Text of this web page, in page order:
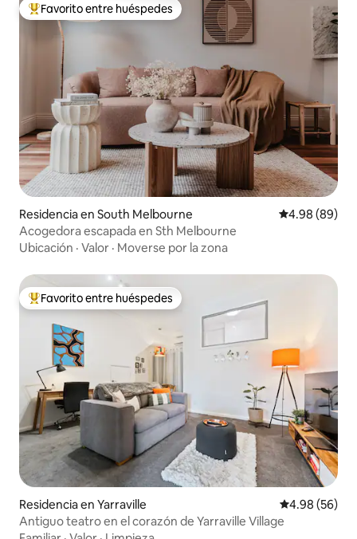
De los mejores en Favorito entre huéspedes
Favorito entre huéspedes
Residencia en South Melbourne Calificación
4.98 (89)
Acogedora escapada en Sth Melbourne
Ubicación · Valor · Moverse por la zona
De los mejores en Favorito entre huéspedes
Favorito entre huéspedes
Residencia en Yarraville Calificación
4.98 (56)
Antiguo teatro en el corazón de Yarraville Village